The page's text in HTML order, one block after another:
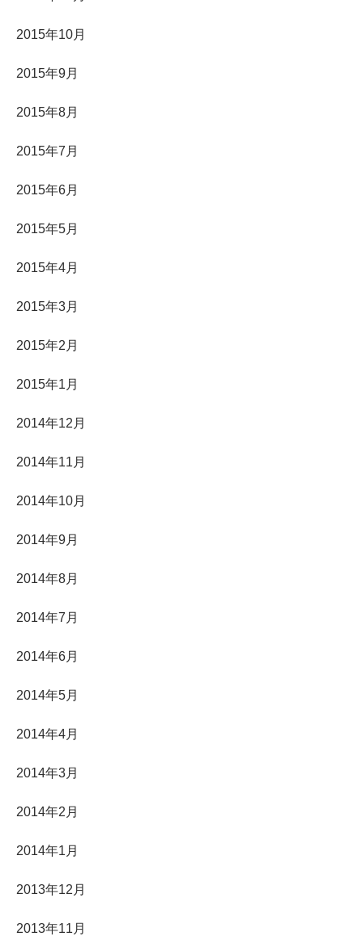
2015年10月
2015年9月
2015年8月
2015年7月
2015年6月
2015年5月
2015年4月
2015年3月
2015年2月
2015年1月
2014年12月
2014年11月
2014年10月
2014年9月
2014年8月
2014年7月
2014年6月
2014年5月
2014年4月
2014年3月
2014年2月
2014年1月
2013年12月
2013年11月